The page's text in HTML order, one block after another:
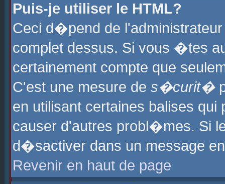
Puis-je utiliser le HTML?
Ceci d�pend de
complet dessus. Si vous �tes
certainement compte que
C'est une mesure de s�curit�
en utilisant certaines balises
causer d'autres probl�mes. Si
d�sactiver dans un message
Revenir en haut de page